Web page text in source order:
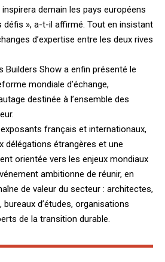
demain les pays européens
», a-t-il affirmé. Tout en insistant
d’expertise entre les deux rives
Builders Show a enfin présenté le
mondiale d’échange,
destinée à l’ensemble des
français et internationaux,
délégations étrangères et une
orientée vers les enjeux mondiaux
ambitionne de réunir, en
de valeur du secteur : architectes,
d’études, organisations
de la transition durable.